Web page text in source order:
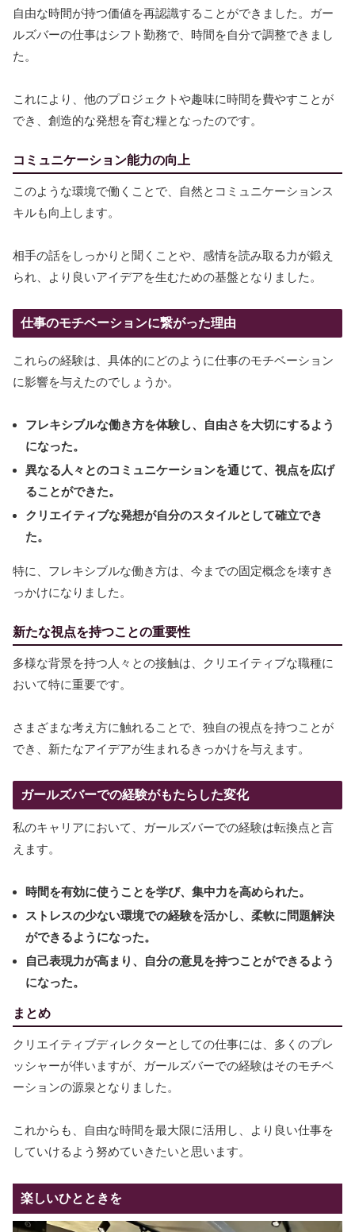
自由な時間が持つ価値を再認識することができました。ガー
ルズバーの仕事はシフト勤務で、時間を自分で調整できまし
た。
これにより、他のプロジェクトや趣味に時間を費やすことが
でき、創造的な発想を育む糧となったのです。
コミュニケーション能力の向上
このような環境で働くことで、自然とコミュニケーションス
キルも向上します。
相手の話をしっかりと聞くことや、感情を読み取る力が鍛え
られ、より良いアイデアを生むための基盤となりました。
仕事のモチベーションに繋がった理由
これらの経験は、具体的にどのように仕事のモチベーション
に影響を与えたのでしょうか。
フレキシブルな働き方を体験し、自由さを大切にするよう
になった。
異なる人々とのコミュニケーションを通じて、視点を広げ
ることができた。
クリエイティブな発想が自分のスタイルとして確立でき
た。
特に、フレキシブルな働き方は、今までの固定概念を壊すき
っかけになりました。
新たな視点を持つことの重要性
多様な背景を持つ人々との接触は、クリエイティブな職種に
おいて特に重要です。
さまざまな考え方に触れることで、独自の視点を持つことが
でき、新たなアイデアが生まれるきっかけを与えます。
ガールズバーでの経験がもたらした変化
私のキャリアにおいて、ガールズバーでの経験は転換点と言
えます。
時間を有効に使うことを学び、集中力を高められた。
ストレスの少ない環境での経験を活かし、柔軟に問題解決
ができるようになった。
自己表現力が高まり、自分の意見を持つことができるよう
になった。
まとめ
クリエイティブディレクターとしての仕事には、多くのプレ
ッシャーが伴いますが、ガールズバーでの経験はそのモチベ
ーションの源泉となりました。
これからも、自由な時間を最大限に活用し、より良い仕事を
していけるよう努めていきたいと思います。
楽しいひとときを